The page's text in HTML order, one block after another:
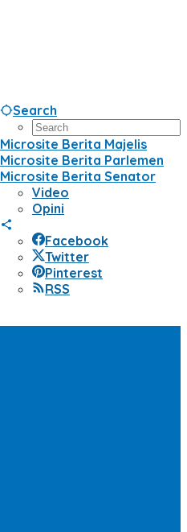
Search
Microsite Berita Majelis
Microsite Berita Parlemen
Microsite Berita Senator
Video
Opini
Facebook
Twitter
Pinterest
RSS